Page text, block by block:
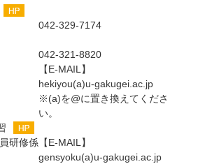
042-329-7174
042-321-8820
【E-MAIL】
hekiyou(a)u-gakugei.ac.jp
※(a)を@に置き換えてくださ
い。
研修係 【E-MAIL】
gensyoku(a)u-gakugei.ac.jp